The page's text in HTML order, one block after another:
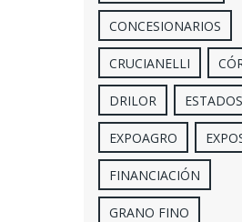
CONCESIONARIOS
CRUCIANELLI
DRILOR
EXPOAGRO
FINANCIACIÓN
GRANO FINO